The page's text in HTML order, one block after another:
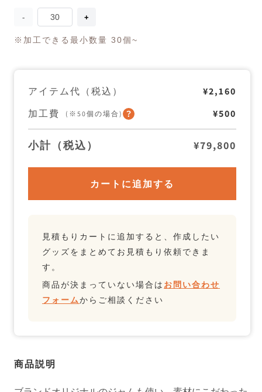
you-
ク
ー
の
量
ら
you-
ク
ー
の
量
や
※加工できる最小数量 30個~
アイテム代（税込）
¥2,160
加工費
(※50個の場合) ¥500
小計（税込） ¥79,800
カートに追加する
見積もりカートに追加すると、作成したい
グッズをまとめてお見積もり依頼できま
す。
商品が決まっていない場合は お問い合わせ
フォームからご相談ください
商品説明